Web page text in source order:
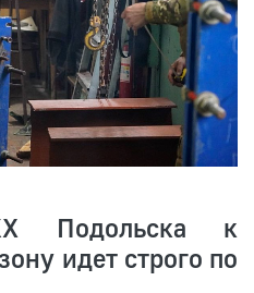
Подольска к
идет строго по